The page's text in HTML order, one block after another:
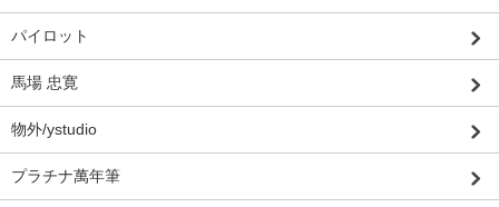
パイロット
馬場 忠寛
物外/ystudio
プラチナ萬年筆